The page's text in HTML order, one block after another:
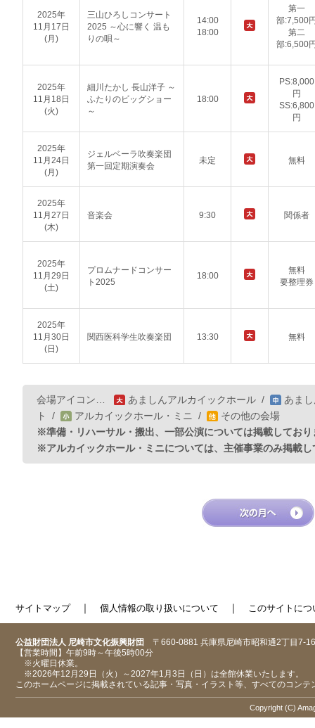
2025年
11月17日
(月)
三山ひろしコンサート
2025 ～心に響く 温も
りの唄～
14:00
18:00
第一
部:7,500
第二
部:6,500
2025年
11月18日
(火)
細川たかし 長山洋子 ～
ふたりのビッグショー
～
18:00
PS:8,000
円
SS:6,800
円
2025年
11月24日
(月)
ジェルベーラ吹奏楽団
第一回定期演奏会
未定 無料
2025年
11月27日
(木)
音楽会 9:30 関係者
2025年
11月29日
(土)
プロムナードコンサー
ト2025
18:00
無料
要整理券
2025年
11月30日
(日)
関西医科学生吹奏楽団 13:30 無料
会場アイコン… あましんアルカイックホール /
あま
ト
/ アルカイックホール・ミニ /
その他の会場
※準備・リハーサル・搬出、一部公演については掲載しており
※アルカイックホール・ミニについては、主催事業のみ掲載し
サイトマップ｜ 個人情報の取り扱いについて ｜ このサイトにつ
公益財団法人 尼崎市文化振興財団 〒660-0881 兵庫県尼崎市昭和通2丁目7-16
【営業時間】午前9時～午後5時00分
※火曜日休業。
※2026年12月29日（火）～2027年1月3日（日）は全館休業いたします。
このホームページに掲載されている記事・写真・イラスト等、すべてのコン
Copyright (C)